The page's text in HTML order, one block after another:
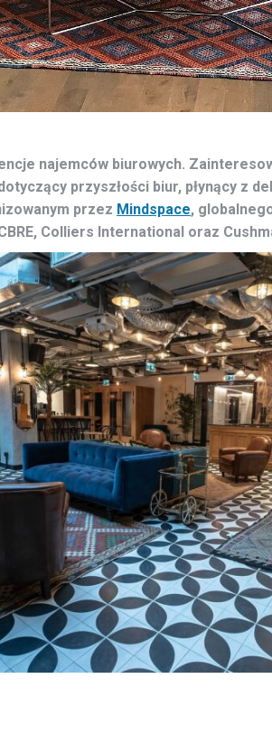
najemców biurowych.
przyszłości biur, płynący z
przez Mindspace,
Colliers International oraz